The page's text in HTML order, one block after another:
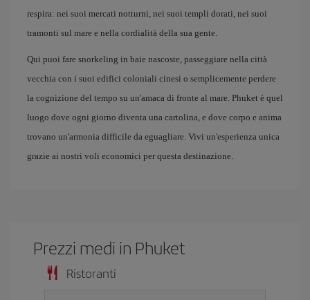
respira: nei suoi mercati notturni, nei suoi templi dorati, nei suoi
tramonti sul mare e nella cordialità della sua gente.
Qui puoi fare snorkeling in baie nascoste, passeggiare nella città
vecchia con i suoi edifici coloniali cinesi o semplicemente perdere
la cognizione del tempo su un'amaca di fronte al mare. Phuket è quel
luogo dove ogni giorno diventa una cartolina, e dove corpo e anima
trovano un'armonia difficile da eguagliare. Vivi un'esperienza unica
grazie ai nostri voli economici per questa destinazione.
Prezzi medi in Phuket
Ristoranti